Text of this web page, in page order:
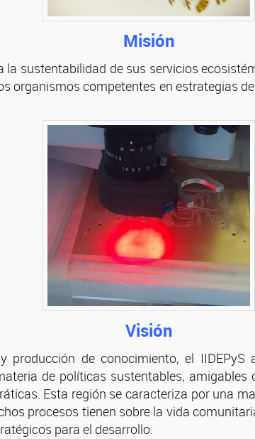
Misión
la sustentabilidad de sus servicios
organismos competentes en estrategias
Visión
producción de conocimiento, el
de políticas sustentables,
Esta región se caracteriza por una
procesos tienen sobre la vida
para el desarrollo.